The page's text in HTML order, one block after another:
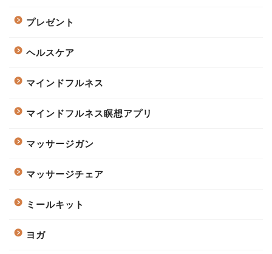
プレゼント
ヘルスケア
マインドフルネス
マインドフルネス瞑想アプリ
マッサージガン
マッサージチェア
ミールキット
ヨガ